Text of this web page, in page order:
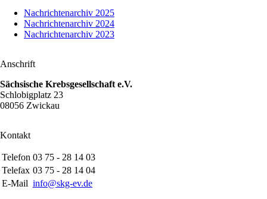
überspringenNachrichtenarchiv 2025
Nachrichtenarchiv 2024
Nachrichtenarchiv 2023
Anschrift
Sächsische Krebsgesellschaft e.V.
Schlobigplatz 23
08056 Zwickau
Kontakt
Telefon 03 75 - 28 14 03
Telefax 03 75 - 28 14 04
E-Mail info@skg-ev.de